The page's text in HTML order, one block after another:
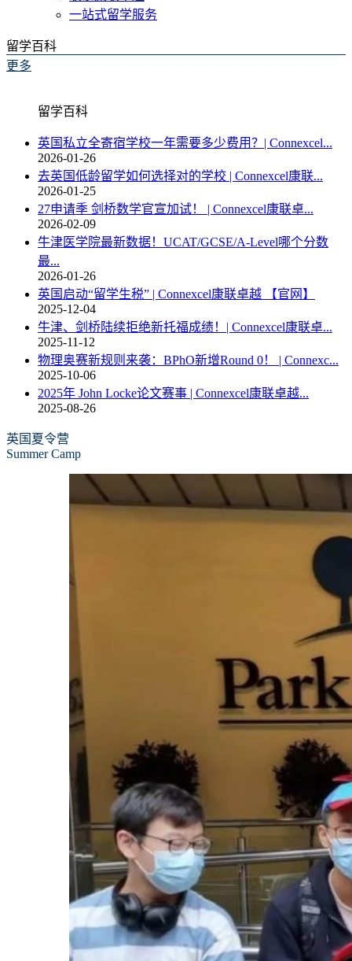
一站式留学服务
留学百科
更多
留学百科
英国私立全寄宿学校一年需要多少费用？| Connexcel...
2026-01-26
去英国低龄留学如何选择对的学校 | Connexcel康联...
2026-01-25
27申请季 剑桥数学官宣加试！ | Connexcel康联卓...
2026-02-09
牛津医学院最新数据！UCAT/GCSE/A-Level哪个分数
最...
2026-01-26
英国启动“留学生税” | Connexcel康联卓越 【官网】
2025-12-04
牛津、剑桥陆续拒绝新托福成绩！| Connexcel康联卓...
2025-11-12
物理奥赛新规则来袭：BPhO新增Round 0！ | Connexc...
2025-10-06
2025年 John Locke论文赛事 | Connexcel康联卓越...
2025-08-26
英国夏令营
Summer Camp